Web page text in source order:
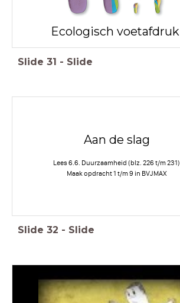
Ecologisch voetafdruk
Slide 31 - Slide
Aan de slag
Lees 6.6. Duurzaamheid (blz. 226 t/m 231)
Maak opdracht 1 t/m 9 in BVJMAX
Slide 32 - Slide